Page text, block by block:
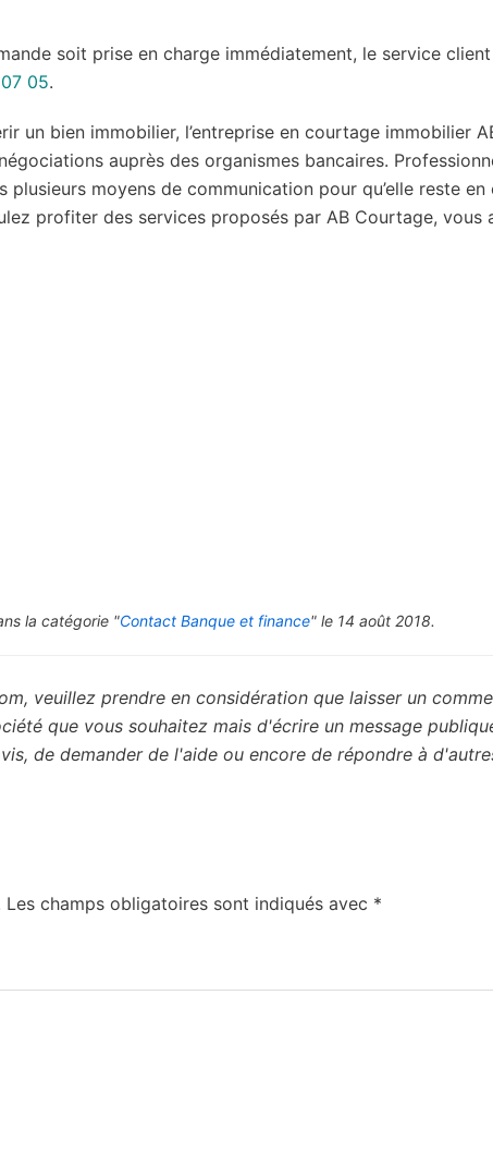
soit prise en charge immédiatement, le service
05.
un bien immobilier, l’entreprise en courtage immobilier
auprès des organismes bancaires.
plusieurs moyens de communication pour qu’elle reste
profiter des services proposés par AB Courtage, vous
la catégorie "Contact Banque et finance" le 14 août 2018.
veuillez prendre en considération que laisser un
que vous souhaitez mais d'écrire un message
de demander de l'aide ou encore de répondre à
Les champs obligatoires sont indiqués avec *